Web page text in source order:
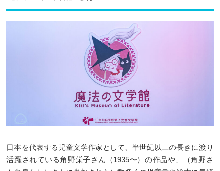
日本を代表する児童文学作家として、半世紀以上の長きに渡り
活躍されている角野栄子さん（1935〜）の作品や、（角野さ